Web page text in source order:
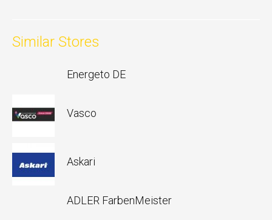
Similar Stores
Energeto DE
Vasco
Askari
ADLER FarbenMeister